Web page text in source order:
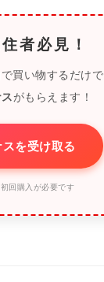
者必見！
買い物するだけで
がもらえます！
を受け取る
回購入が必要です